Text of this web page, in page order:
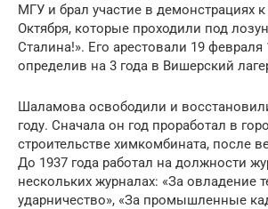
МГУ и брал участие в демонстрациях
Октября, которые проходили под
Сталина!». Его арестовали 19 февраля
определив на 3 года в Вишерский
Шаламова освободили и
году. Сначала он год проработал в
строительстве химкомбината, после
До 1937 года работал на должности
нескольких журналах: «За овладение
ударничество», «За промышленные